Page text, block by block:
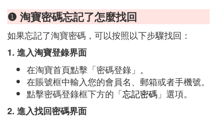
❶ 淘寶密碼忘記了怎麼找回
如果忘記了淘寶密碼，可以按照以下步驟找回：
1. 進入淘寶登錄界面
在淘寶首頁點擊「密碼登錄」。
在賬號框中輸入您的會員名、郵箱或者手機號。
點擊密碼登錄框下方的「忘記密碼 」選項。
2. 進入找回密碼界面